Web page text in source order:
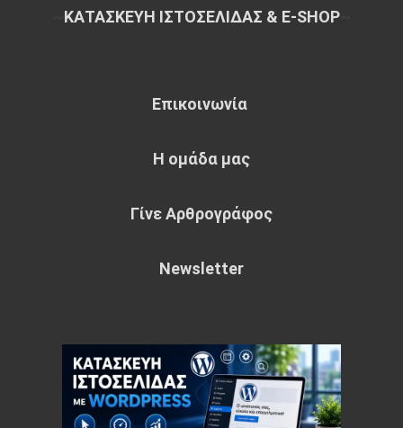
ΚΑΤΑΣΚΕΥΗ ΙΣΤΟΣΕΛΙΔΑΣ & E-SHOP~
Επικοινωνία
Η ομάδα μας
Γίνε Αρθρογράφος
Newsletter